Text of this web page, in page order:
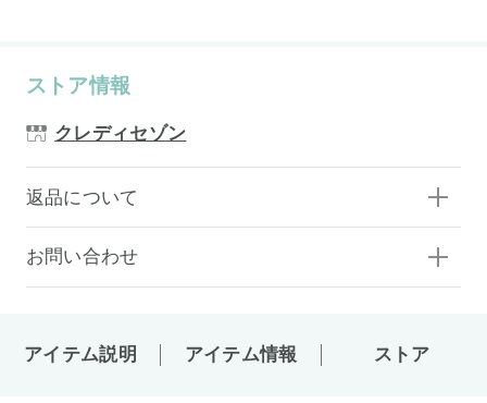
ストア情報
クレディセゾン
返品について
お問い合わせ
アイテム説明 アイテム情報 ストア